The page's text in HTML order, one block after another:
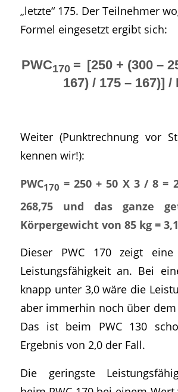
„letzte“ 175. Der Teilnehmer
Formel eingesetzt ergibt sich:
PWC170 = [250 + (300 –
167) / 175 – 167)] /
Weiter (Punktrechnung vor
kennen wir!):
PWC170 = 250 + 50 X 3 / 8 =
268,75 und das ganze
Körpergewicht von 85 kg =
Dieser PWC 170 zeigt eine
Leistungsfähigkeit an. Bei
knapp unter 3,0 wäre die
aber immerhin noch über
Das ist beim PWC 130
Ergebnis von 2,0 der Fall.
Die geringste